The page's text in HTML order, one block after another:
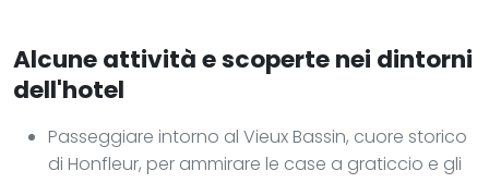
Alcune attività e scoperte nei dintorni
dell'hotel
Passeggiare intorno al Vieux Bassin, cuore storico
di Honfleur, per ammirare le case a graticcio e gli